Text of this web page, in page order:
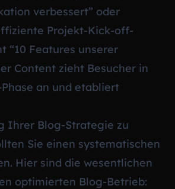
verbessert” oder
Projekt-Kick-off-
“10 Features unserer
Content zieht Besucher in
an und etabliert
Ihrer Blog-Strategie zu
Sie einen systematischen
Hier sind die wesentlichen
optimierten Blog-Betrieb: